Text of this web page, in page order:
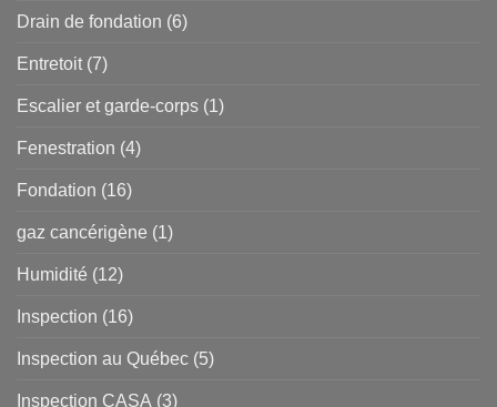
Drain de fondation (6)
Entretoit (7)
Escalier et garde-corps (1)
Fenestration (4)
Fondation (16)
gaz cancérigène (1)
Humidité (12)
Inspection (16)
Inspection au Québec (5)
Inspection CASA (3)